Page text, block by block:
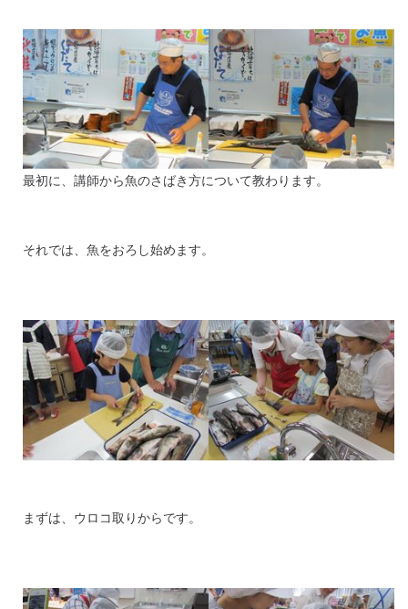
最初に、講師から魚のさばき方について教わります。
それでは、魚をおろし始めます。
まずは、ウロコ取りからです。